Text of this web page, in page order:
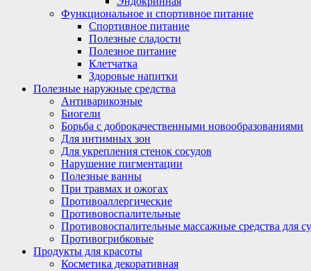
Функциональное и спортивное питание
Спортивное питание
Полезные сладости
Полезное питание
Клетчатка
Здоровые напитки
Полезные наружные средства
Антиварикозные
Биогели
Борьба с доброкачественными новообразованиями
Для интимных зон
Для укрепления стенок сосудов
Нарушение пигментации
Полезные ванны
При травмах и ожогах
Противоаллергические
Противовоспалительные
Противовоспалительные массажные средства для
Противогрибковые
Продукты для красоты
Косметика декоративная